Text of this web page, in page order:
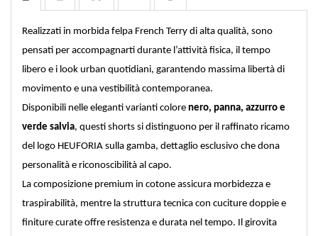
Realizzati in morbida felpa French Terry di alta qualità, sono
pensati per accompagnarti durante l’attività fisica, il tempo
libero e i look urban quotidiani, garantendo massima libertà di
movimento e una vestibilità contemporanea.
Disponibili nelle eleganti varianti colore nero, panna, azzurro e
verde salvia, questi shorts si distinguono per il raffinato ricamo
del logo HEUFORIA sulla gamba, dettaglio esclusivo che dona
personalità e riconoscibilità al capo.
La composizione premium in cotone assicura morbidezza e
traspirabilità, mentre la struttura tecnica con cuciture doppie e
finiture curate offre resistenza e durata nel tempo. Il girovita